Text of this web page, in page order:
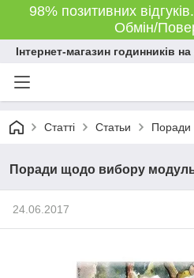
98% позитивних
Обмін/
Інтернет-магазин годинників на
Статті Статьи Поради
Поради щодо вибору
24.06.2017